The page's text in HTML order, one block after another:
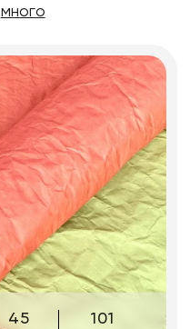
много
45 101